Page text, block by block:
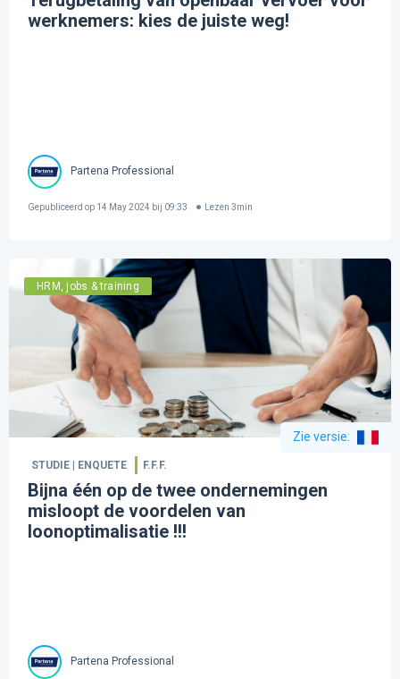
werknemers: kies de juiste weg!
Partena Professional
Gepubliceerd op 14 May 2024 bij 09:33 Lezen 3min
HRM, jobs & training
Zie versie:
STUDIE | ENQUETE F.F.F.
Bijna één op de twee ondernemingen
misloopt de voordelen van
loonoptimalisatie !!!
Partena Professional